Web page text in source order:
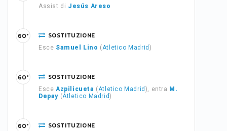
Assist di Jesús Areso
SOSTITUZIONE
Esce Samuel Lino (Atletico Madrid )
60'
SOSTITUZIONE
Esce Azpilicueta (Atletico Madrid ), entra M.
Depay (Atletico Madrid)
60'
SOSTITUZIONE
60'